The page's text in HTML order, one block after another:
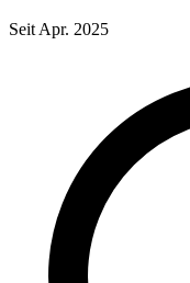
Seit Apr. 2025